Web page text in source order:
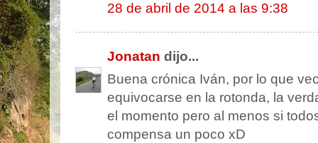
28 de abril de 2014 a las 9:38
Jonatan dijo...
Buena crónica Iván, por lo que
equivocarse en la rotonda, la
el momento pero al menos si
compensa un poco xD